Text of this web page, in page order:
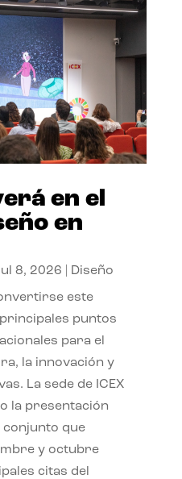
en el
en
8, 2026 Diseño
este
puntos
para el
la innovación y
La sede de ICEX
la presentación
que
y octubre
citas del